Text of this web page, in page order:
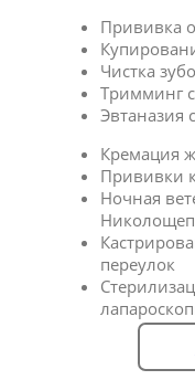
Прививка
Чистка
Тримминг
Эвтаназия
Кремация
Прививки
Ночная
переулок